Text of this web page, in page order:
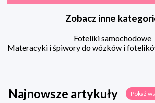
Zobacz inne
Foteliki samochodowe
Materacyki i śpiwory do wózków i
Najnowsze artykuły Pokaż